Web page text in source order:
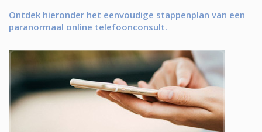
Ontdek hieronder het eenvoudige stappenplan van een
paranormaal online telefoonconsult.